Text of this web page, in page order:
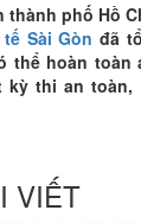
phố Hồ
Sài Gòn đã
thể hoàn toàn
thi an toàn,
VIẾT